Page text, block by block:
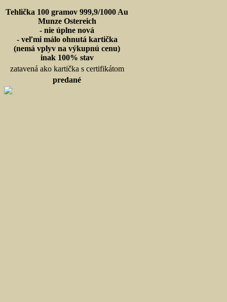
Tehlička 100 gramov 999,9/1000 Au
Munze Ostereich
- nie úplne nová
- veľmi málo ohnutá kartička
(nemá vplyv na výkupnú cenu)
inak 100% stav
zatavená ako kartička s certifikátom
predané